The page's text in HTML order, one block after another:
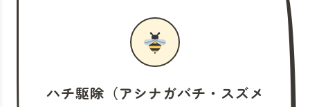
ハチ駆除（アシナガバチ・スズメ